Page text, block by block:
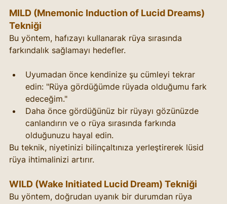
MILD (Mnemonic Induction of Lucid Dreams)
Tekniği
Bu yöntem, hafızayı kullanarak rüya sırasında
farkındalık sağlamayı hedefler.
Uyumadan önce kendinize şu cümleyi tekrar
edin: "Rüya gördüğümde rüyada olduğumu fark
edeceğim."
Daha önce gördüğünüz bir rüyayı gözünüzde
canlandırın ve o rüya sırasında farkında
olduğunuzu hayal edin.
Bu teknik, niyetinizi bilinçaltınıza yerleştirerek lüsid
rüya ihtimalinizi artırır.
WILD (Wake Initiated Lucid Dream) Tekniği
Bu yöntem, doğrudan uyanık bir durumdan rüya